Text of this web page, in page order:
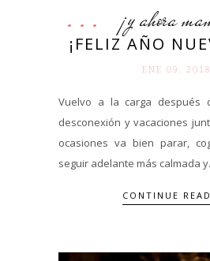
¡y ahora
¡FELIZ AÑO
ENE 09. 2018
Vuelvo a la carga después
desconexión y vacaciones
ocasiones va bien parar,
seguir adelante más calmada
CONTINUE